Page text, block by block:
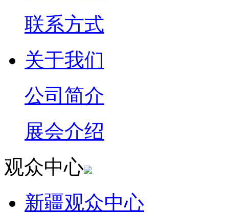
联系方式
关于我们
公司简介
展会介绍
观众中心
新疆观众中心